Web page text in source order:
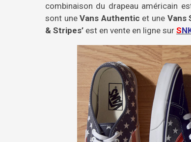
combinaison du drapeau américain
sont uneVans Authentic et une Vans
& Stripes’ est en vente en ligne sur S